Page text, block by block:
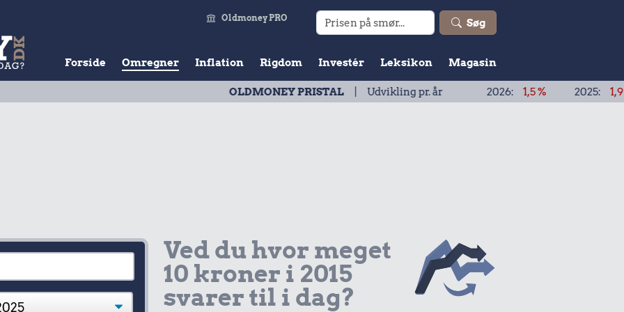
Søg
Oldmoney PRO
Forside Omregner Inflation Rigdom Investér Leksikon Magasin
OLDMONEY PRISTAL| Udvikling pr. år2026: 2025: 1,9 %
Ved du hvor meget
10 kroner i 2015
svarer til i dag?